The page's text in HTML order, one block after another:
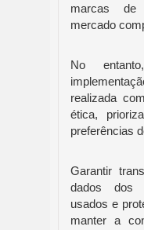
marcas de
mercado
No
realizada
ética,
preferências
Garantir
dados dos
usados e
manter a